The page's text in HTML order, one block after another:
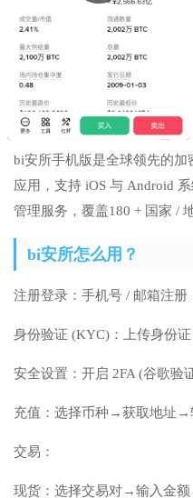
bi安所手机版是全球领先的
应用，支持 iOS 与 Android
管理服务，覆盖180 + 国家 /
bi安所怎么用？
注册登录：手机号 / 邮箱注册
身份验证 (KYC)：上传身份
安全设置：开启 2FA (谷歌验
充值：选择币种→获取地址→
交易：
现货：选择交易对→输入金